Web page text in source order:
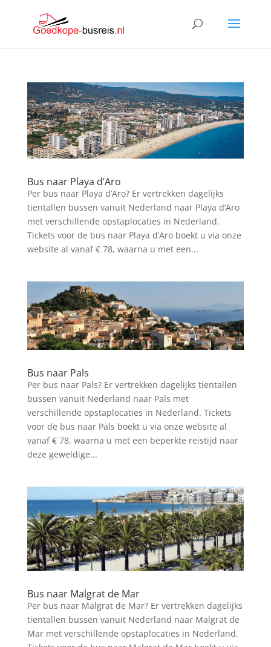
Bus naar Playa d’Aro
Per bus naar Playa d’Aro? Er vertrekken dagelijks
tientallen bussen vanuit Nederland naar Playa d’Aro
met verschillende opstaplocaties in Nederland.
Tickets voor de bus naar Playa d’Aro boekt u via onze
website al vanaf € 78, waarna u met een...
Bus naar Pals
Per bus naar Pals? Er vertrekken dagelijks tientallen
bussen vanuit Nederland naar Pals met
verschillende opstaplocaties in Nederland. Tickets
voor de bus naar Pals boekt u via onze website al
vanaf € 78, waarna u met een beperkte reistijd naar
deze geweldige...
Bus naar Malgrat de Mar
Per bus naar Malgrat de Mar? Er vertrekken dagelijks
tientallen bussen vanuit Nederland naar Malgrat de
Mar met verschillende opstaplocaties in Nederland.